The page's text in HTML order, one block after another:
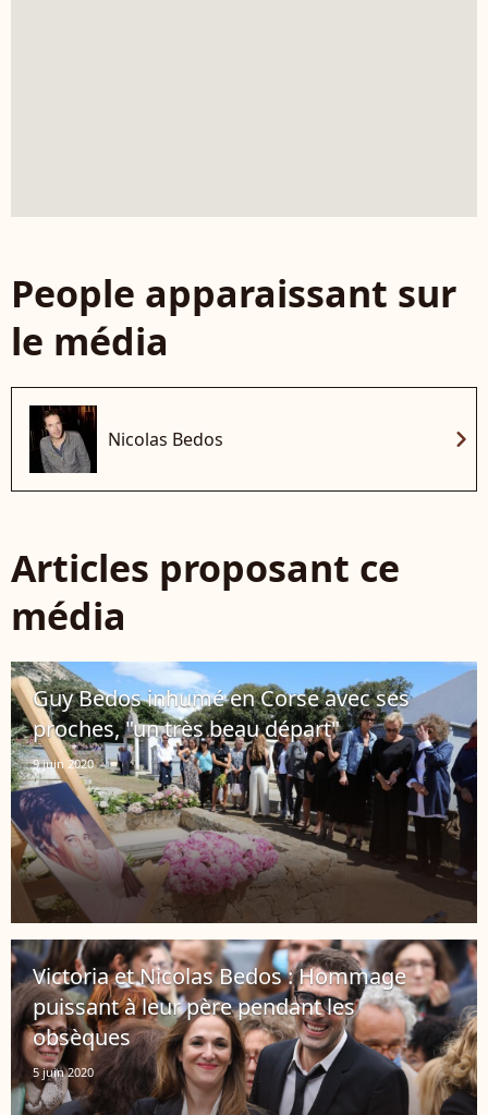
People apparaissant sur
le média
Nicolas Bedos chevron_right
Articles proposant ce
média
Guy Bedos inhumé en Corse avec ses
proches, "un très beau départ"
9 juin 2020
Victoria et Nicolas Bedos : Hommage
puissant à leur père pendant les
obsèques
5 juin 2020